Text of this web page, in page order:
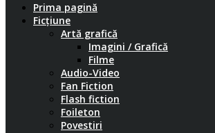
Prima pagină
Ficțiune
Artă grafică
Imagini / Grafică
Filme
Audio-Video
Fan Fiction
Flash fiction
Foileton
Povestiri